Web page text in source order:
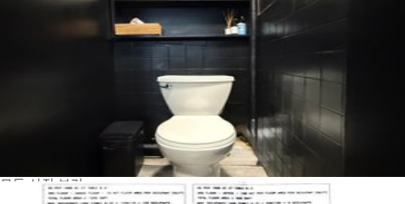
모든 사진 보기